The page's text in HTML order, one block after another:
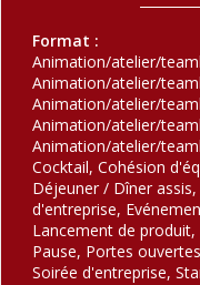
Format :
Animation/atelier/
Animation/atelier/
Animation/atelier/
Animation/atelier/
Animation/atelier/
Cocktail, Cohésion
Déjeuner / Dîner
d'entreprise,
Lancement de
Pause, Portes
Soirée d'entreprise,